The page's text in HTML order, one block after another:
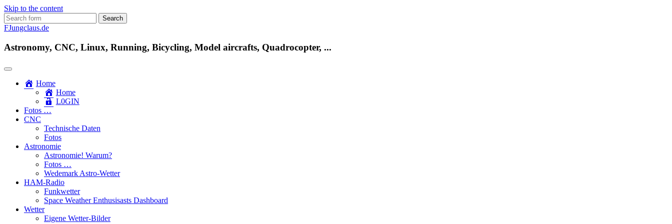
Skip to the content
Search
for:
FJungclaus.de
Astronomy, CNC, Linux, Running, Bicycling, Model aircrafts, Quadrocopter, ...
Home
Home
L​0​​GIN
Fotos …
CNC
Technische Daten
Fotos
Astronomie
Astronomie! Warum?
Fotos …
Wedemark Astro-Wetter
HAM-Radio
Funkwetter
Space Weather Enthusisasts Dashboard
Wetter
Eigene Wetter-Bilder